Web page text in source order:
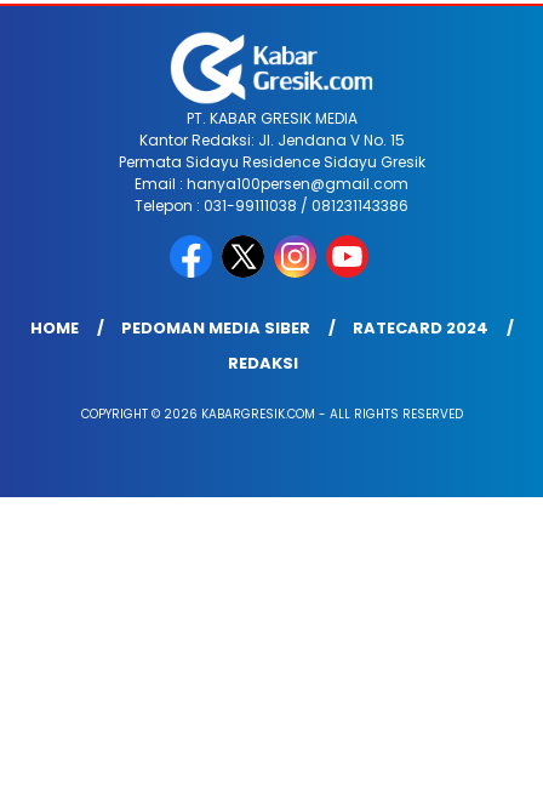
PT. KABAR GRESIK MEDIA
Kantor Redaksi: Jl. Jendana V No. 15
Permata Sidayu Residence Sidayu Gresik
Email : hanya100persen@gmail.com
Telepon : 031-99111038 / 081231143386
HOME PEDOMAN MEDIA SIBER
RATECARD 2024
REDAKSI
COPYRIGHT © 2026 KABARGRESIK.COM - ALL RIGHTS RESERVED